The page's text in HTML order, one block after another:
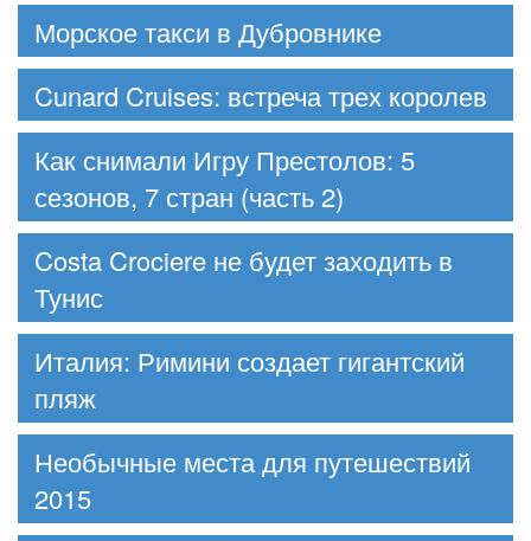
Морское такси в Дубровнике
Cunard Cruises: встреча трех королев
Как снимали Игру Престолов: 5
сезонов, 7 стран (часть 2)
Costa Crociere не будет заходить в
Тунис
Италия: Римини создает гигантский
пляж
Необычные места для путешествий
2015